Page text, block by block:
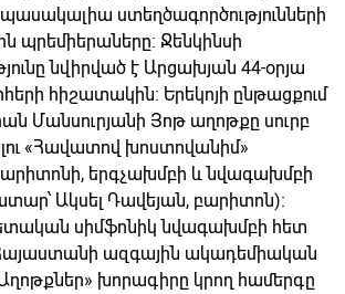
ստեղծագործությունների
պրեմիերաները: Ջենկինսի
նվիրված է Արցախյան 44-օրյա
հիշատակին։ Երեկոյի ընթացքում
Մանսուրյանի Յոթ աղոթքը սուրբ
«Հավատով խոստովանիմ»
երգչախմբի և նվագախմբի
Ակսել Դավեյան, բարիտոն)։
սիմֆոնիկ նվագախմբի հետ
Հայաստանի ազգային ակադեմիական
խորագիրը կրող համերգը